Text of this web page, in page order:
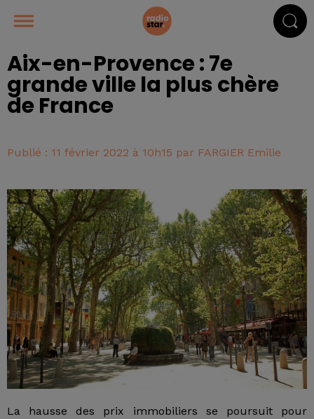
Aix-en-Provence : 7e
grande ville la plus chère
de France
Publié : 11 février 2022 à 10h15 par FARGIER Emilie
La hausse des prix immobiliers se poursuit pour